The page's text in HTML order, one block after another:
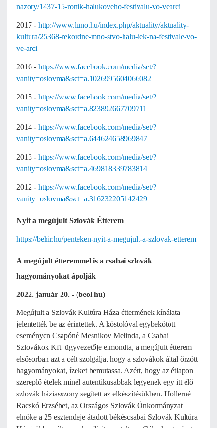
nazory/1437-15-ronik-halukoveho-festivalu-vo-vearci
2017 - http://www.luno.hu/index.php/aktuality/aktuality-
kultura/25368-rekordne-mno-stvo-halu-iek-na-festivale-vo-
ve-arci
2016 - https://www.facebook.com/media/set/?
vanity=oslovma&set=a.1026995604066082
2015 - https://www.facebook.com/media/set/?
vanity=oslovma&set=a.823892667709711
2014 - https://www.facebook.com/media/set/?
vanity=oslovma&set=a.644624658969847
2013 - https://www.facebook.com/media/set/?
vanity=oslovma&set=a.469818339783814
2012 - https://www.facebook.com/media/set/?
vanity=oslovma&set=a.316232205142429
Nyit a megújult Szlovák Étterem
https://behir.hu/penteken-nyit-a-megujult-a-szlovak-etterem
A megújult étteremmel is a csabai szlovák
hagyományokat ápolják
2022. január 20. - (beol.hu)
Megújult a Szlovák Kultúra Háza éttermének kínálata –
jelentették be az érintettek. A kóstolóval egybekötött
eseményen Csapóné Mesnikov Melinda, a Csabai
Szlovákok Kft. ügyvezetője elmondta, a megújult étterem
elsősorban azt a célt szolgálja, hogy a szlovákok által őrzött
hagyományokat, ízeket bemutassa. Azért, hogy az étlapon
szereplő ételek minél autentikusabbak legyenek egy itt élő
szlovák háziasszony segített az elkészítésükben. Hollerné
Racskó Erzsébet, az Országos Szlovák Önkormányzat
elnöke a 25 esztendeje átadott békéscsabai Szlovák Kultúra